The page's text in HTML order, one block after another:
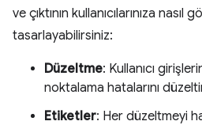
ve çıktının kullanıcılarınıza nasıl
tasarlayabilirsiniz:
Düzeltme: Kullanıcı
noktalama hatalarını
Etiketler: Her düzeltmeyi